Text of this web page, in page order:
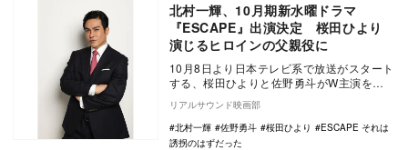
北村一輝、10月期新水曜ドラマ
『ESCAPE』出演決定 桜田ひより
演じるヒロインの父親役に
10月8日より日本テレビ系で放送がスタート
する、桜田ひよりと佐野勇斗がW主演を務
める新水曜ドラマ『ESCAPE それは誘拐の
はず…
リアルサウンド映画部
北村一輝
佐野勇斗 桜田ひより
ESCAPE それは
誘拐のはずだった